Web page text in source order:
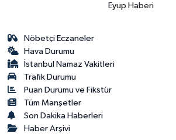
Eyup Haberi
Nöbetçi Eczaneler
Hava Durumu
İstanbul Namaz Vakitleri
Trafik Durumu
Puan Durumu ve Fikstür
Tüm Manşetler
Son Dakika Haberleri
Haber Arşivi